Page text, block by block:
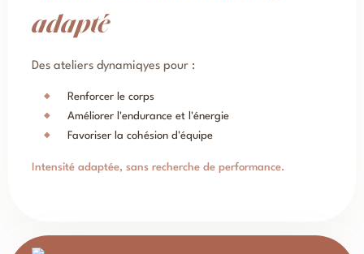
adapté
Des ateliers dynamiqyes pour :
Renforcer le corps
Améliorer l'endurance et l'énergie
Favoriser la cohésion d'équipe
Intensité adaptée, sans recherche de performance.